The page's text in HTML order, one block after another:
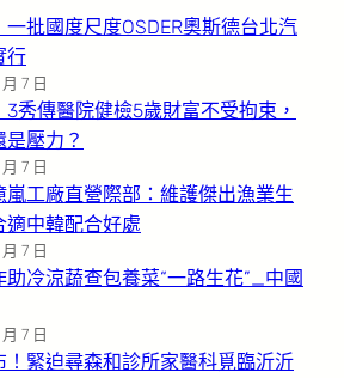
一批國度尺度OSDER奧斯德台北汽
行
7 日
3秀傳醫院健檢5歲財富不受拘束，
是壓力？
7 日
嵐工廠直營際部：維護傑出漁業生
適中韓配合好處
7 日
助冷涼蔬查包養菜“一路生花”_中國
7 日
！緊迫尋森和診所家醫科覓臨沂沂